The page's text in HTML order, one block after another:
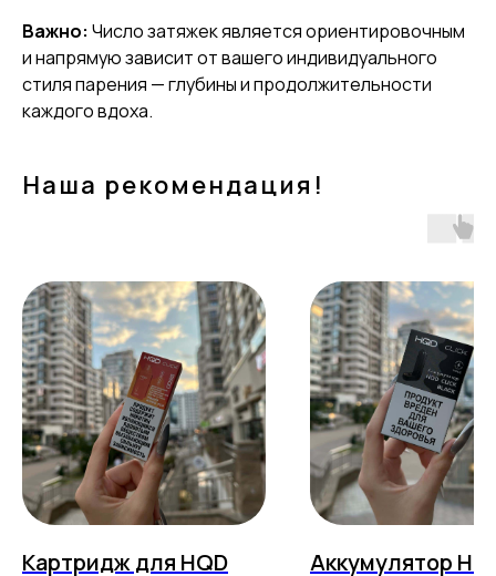
Важно: Число затяжек является ориентировочным
и напрямую зависит от вашего индивидуального
стиля парения — глубины и продолжительности
каждого вдоха.
Наша рекомендация!
Картридж для HQD Аккумулятор